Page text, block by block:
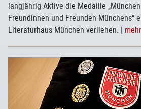
langjährig Aktive die Medaille
Freundinnen und Freunden Münchens“
Literaturhaus München verliehen. | mehr